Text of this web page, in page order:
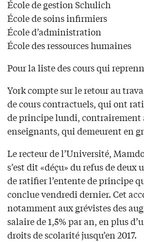
École de gestion Schulich
École de soins infirmiers
École d’administration
École des ressources humaines
Pour la liste des cours qui
York compte sur le retour au
de cours contractuels, qui ont
de principe lundi, contrairement
enseignants, qui demeurent en
Le recteur de l’Université,
s’est dit «déçu» du refus de deux
de ratifier l’entente de principe
conclue vendredi dernier. Cet
notamment aux grévistes des
salaire de 1,5% par an, en plus
droits de scolarité jusqu’en 2017.